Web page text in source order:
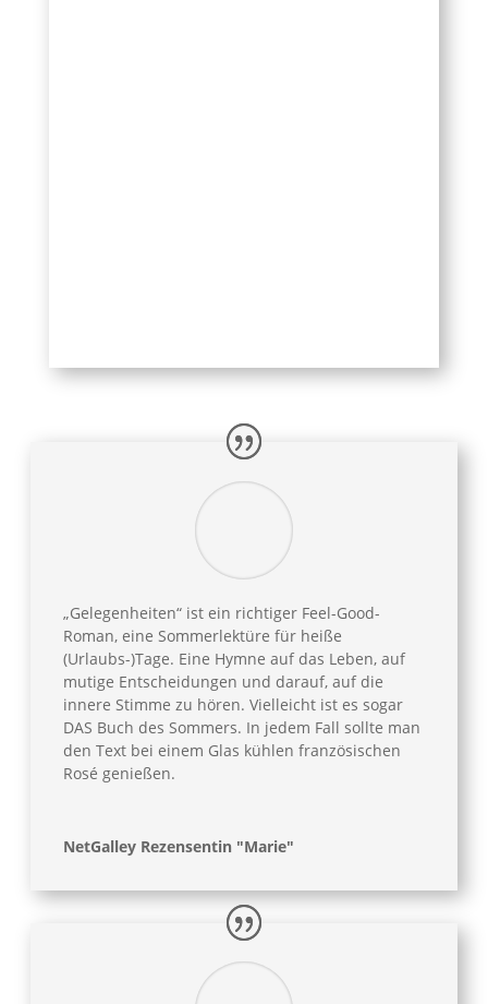
„Gelegenheiten“ ist ein richtiger Feel-Good-
Roman, eine Sommerlektüre für heiße
(Urlaubs-)Tage. Eine Hymne auf das Leben, auf
mutige Entscheidungen und darauf, auf die
innere Stimme zu hören. Vielleicht ist es sogar
DAS Buch des Sommers. In jedem Fall sollte man
den Text bei einem Glas kühlen französischen
Rosé genießen.
NetGalley Rezensentin "Marie"